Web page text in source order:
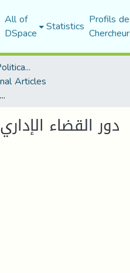
All of
DSpace Statistics Profils
Faculty of Law and Political Science
Articles
دور القضاء الإداري في تكريس حقوق وحريات الأفراد
دور القضاء